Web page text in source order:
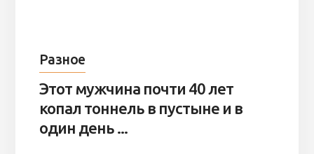
Разное
Этот мужчина почти 40 лет
копал тоннель в пустыне и в
один день ...